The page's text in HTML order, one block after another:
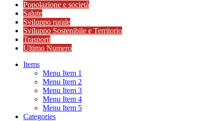
Popolazione e società
Salute
Sviluppo rurale
Sviluppo Sostenibile e Territorio
Trasporti
Ultimo Numero
Items
Menu Item 1
Menu Item 2
Menu Item 3
Menu Item 4
Menu Item 5
Categories